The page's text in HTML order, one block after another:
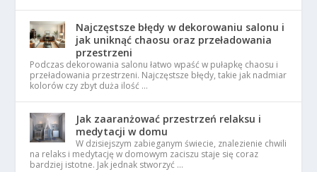
Najczęstsze błędy w dekorowaniu salonu i
jak uniknąć chaosu oraz przeładowania
przestrzeni
Podczas dekorowania salonu łatwo wpaść w pułapkę chaosu i
przeładowania przestrzeni. Najczęstsze błędy, takie jak nadmiar
kolorów czy zbyt duża ilość …
Jak zaaranżować przestrzeń relaksu i
medytacji w domu
W dzisiejszym zabieganym świecie, znalezienie chwili
na relaks i medytację w domowym zaciszu staje się coraz
bardziej istotne. Jak jednak stworzyć …